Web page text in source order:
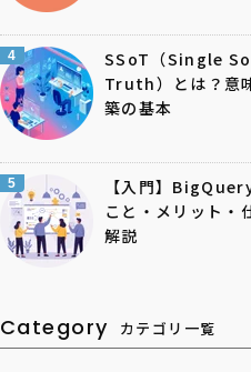
4
SSoT（Single
Truth）とは？意
築の基本
5
【入門】
こと・メリット・
解説
Category カテゴリ一覧